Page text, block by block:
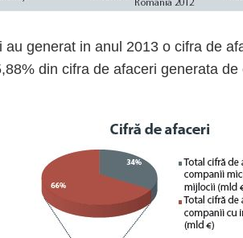
au generat in anul 2013 o cifra de
din cifra de afaceri generata